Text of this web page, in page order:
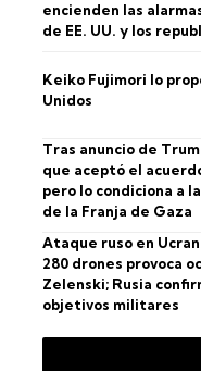
encienden las
de EE. UU. y los
Keiko Fujimori lo
Unidos
Tras anuncio de
que aceptó el
pero lo condiciona a
de la Franja de Gaza
Ataque ruso en
280 drones provoca
Zelenski; Rusia
objetivos militares